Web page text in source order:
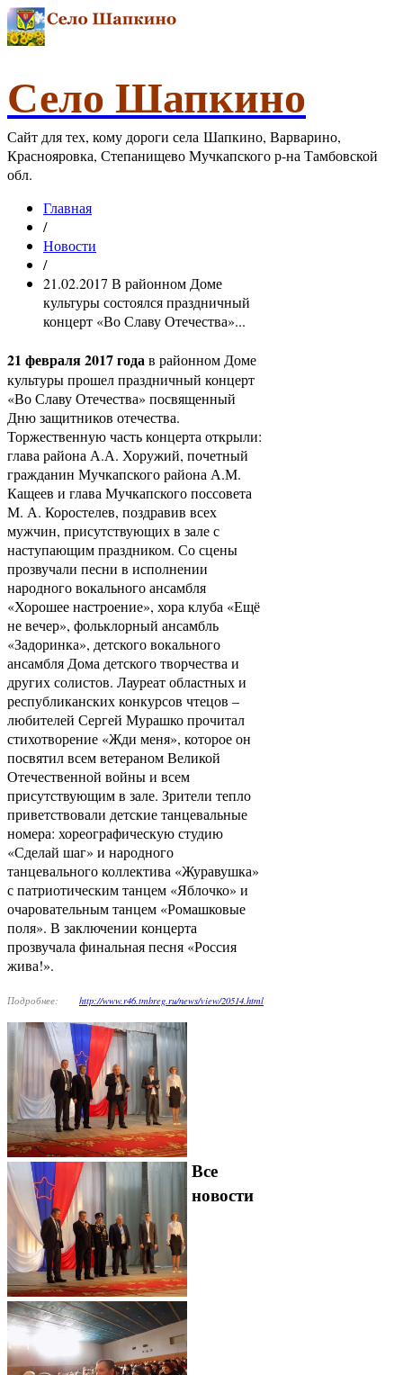
Село Шапкино
Сайт для тех, кому дороги села Шапкино, Варварино,
Краснояровка, Степанищево Мучкапского р-на Тамбовской
обл.
Главная
/
Новости
/
21.02.2017 В районном Доме
культуры состоялся праздничный
концерт «Во Славу Отечества»...
21 февраля 2017 годав районном Доме
культуры прошел праздничный концерт
«Во Славу Отечества» посвященный
Дню защитников отечества.
Торжественную часть концерта открыли:
глава района А.А. Хоружий, почетный
гражданин Мучкапского района А.М.
Кащеев и глава Мучкапского поссовета
М. А. Коростелев, поздравив всех
мужчин, присутствующих в зале с
наступающим праздником. Со сцены
прозвучали песни в исполнении
народного вокального ансамбля
«Хорошее настроение», хора клуба «Ещё
не вечер», фольклорный ансамбль
«Задоринка», детского вокального
ансамбля Дома детского творчества и
других солистов. Лауреат областных и
республиканских конкурсов чтецов –
любителей Сергей Мурашко прочитал
стихотворение «Жди меня», которое он
посвятил всем ветераном Великой
Отечественной войны и всем
присутствующим в зале. Зрители тепло
приветствовали детские танцевальные
номера: хореографическую студию
«Сделай шаг» и народного
танцевального коллектива «Журавушка»
с патриотическим танцем «Яблочко» и
очаровательным танцем «Ромашковые
поля». В заключении концерта
прозвучала финальная песня «Россия
жива!».
Подробнее: http://www.r46.tmbreg.ru/news/view/20514.html
Все
новости